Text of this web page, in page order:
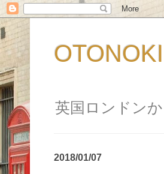
英国ロンドン
2018/01/07